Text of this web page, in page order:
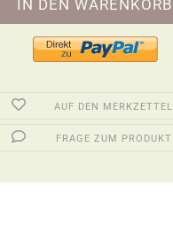
AUF DEN MERKZETTEL
FRAGE ZUM PRODUKT